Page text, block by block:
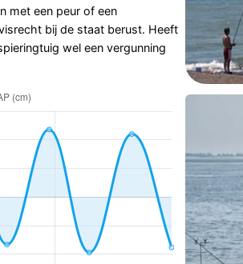
met een peur of een
bij de staat berust. Heeft
wel een vergunning